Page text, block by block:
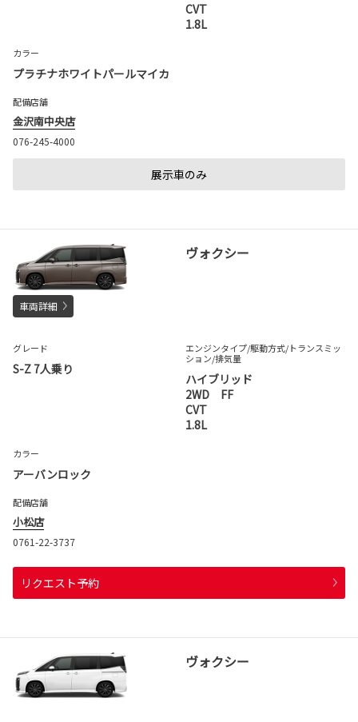
CVT
1.8L
カラー
プラチナホワイトパールマイカ
配備店舗
金沢南中央店
076-245-4000
展示車のみ
ヴォクシー
車両詳細
グレード
S-Z 7人乗り
エンジンタイプ/駆動方式/トランスミッ
ション/排気量
ハイブリッド
2WD FF
CVT
1.8L
カラー
アーバンロック
配備店舗
小松店
0761-22-3737
リクエスト予約
ヴォクシー